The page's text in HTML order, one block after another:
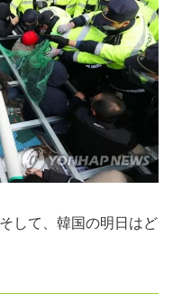
して、韓国の明日はど